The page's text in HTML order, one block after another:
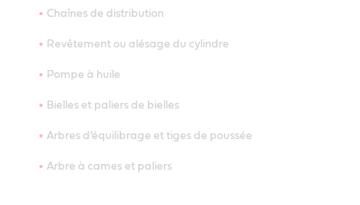
Chaînes de distribution
Revêtement ou alésage du cylindre
Pompe à huile
Bielles et paliers de bielles
Arbres d’équilibrage et tiges de poussée
Arbre à cames et paliers